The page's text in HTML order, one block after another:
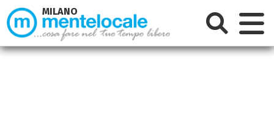
MILANO